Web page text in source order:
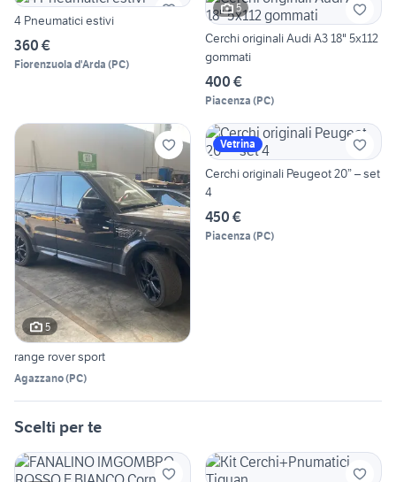
4 Pneumatici estivi
360 €
Fiorenzuola d'Arda (PC)
5
Cerchi originali Audi A3 18" 5x112
gommati
400 €
Piacenza (PC)
5
range rover sport
Agazzano(PC)
Vetrina
Cerchi originali Peugeot 20” – set
4
450 €
Piacenza (PC)
Scelti per te